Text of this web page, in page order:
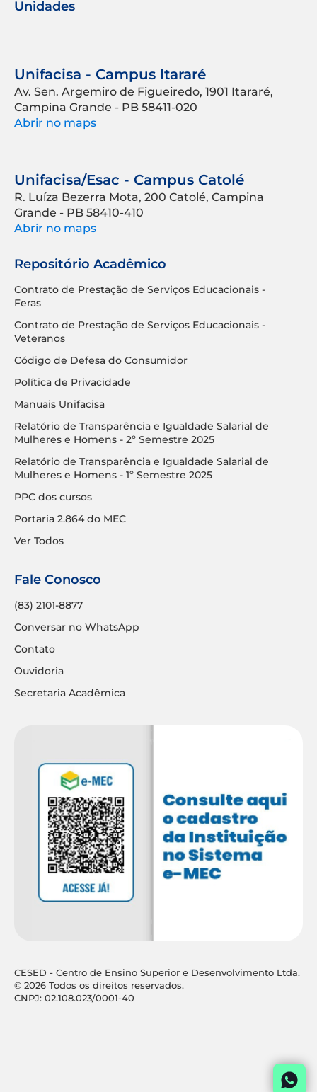
Unidades
Unifacisa - Campus Itararé
Av. Sen. Argemiro de Figueiredo, 1901 Itararé,
Campina Grande - PB 58411-020
Abrir no maps
Unifacisa/Esac - Campus Catolé
R. Luíza Bezerra Mota, 200 Catolé, Campina
Grande - PB 58410-410
Abrir no maps
Repositório Acadêmico
Contrato de Prestação de Serviços Educacionais -
Feras
Contrato de Prestação de Serviços Educacionais -
Veteranos
Código de Defesa do Consumidor
Política de Privacidade
Manuais Unifacisa
Relatório de Transparência e Igualdade Salarial de
Mulheres e Homens - 2º Semestre 2025
Relatório de Transparência e Igualdade Salarial de
Mulheres e Homens - 1º Semestre 2025
PPC dos cursos
Portaria 2.864 do MEC
Ver Todos
Fale Conosco
(83) 2101-8877
Conversar no WhatsApp
Contato
Ouvidoria
Secretaria Acadêmica
CESED - Centro de Ensino Superior e Desenvolvimento Ltda.
© 2026 Todos os direitos reservados.
CNPJ: 02.108.023/0001-40